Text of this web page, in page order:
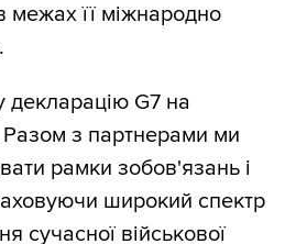
межах її міжнародно
декларацію G7 на
Разом з партнерами ми
рамки зобов'язань і
широкий спектр
сучасної військової